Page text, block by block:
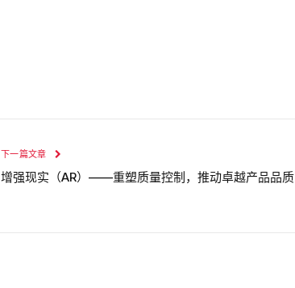
下一篇文章
增强现实（AR）——重塑质量控制，推动卓越产品品质